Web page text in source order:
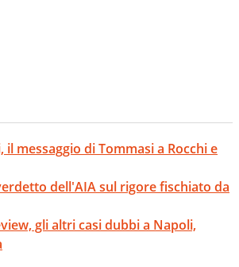
messaggio di Tommasi a Rocchi e
dell'AIA sul rigore fischiato da
gli altri casi dubbi a Napoli,